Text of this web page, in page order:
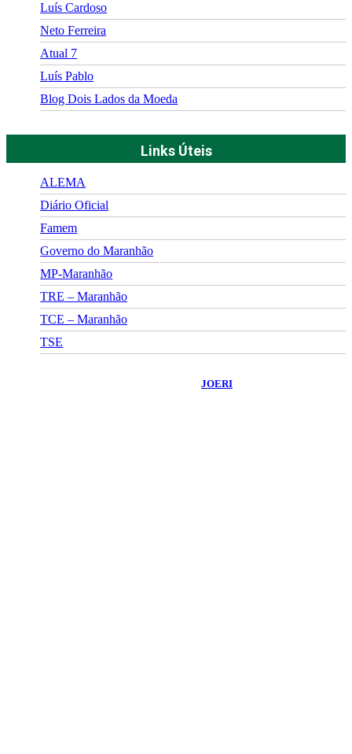
Luís Cardoso
Neto Ferreira
Atual 7
Luís Pablo
Blog Dois Lados da Moeda
Links Úteis
ALEMA
Diário Oficial
Famem
Governo do Maranhão
MP-Maranhão
TRE – Maranhão
TCE – Maranhão
TSE
JOERI